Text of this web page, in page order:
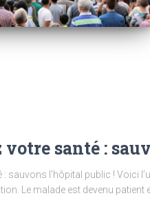
votre santé :
: sauvons l’hôpital public ! Voici
Le malade est devenu